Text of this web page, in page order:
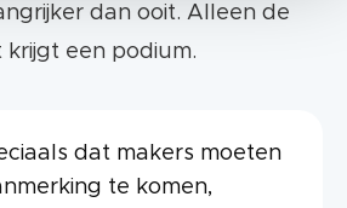
dan ooit. Alleen de
een podium.
dat makers moeten
te komen,